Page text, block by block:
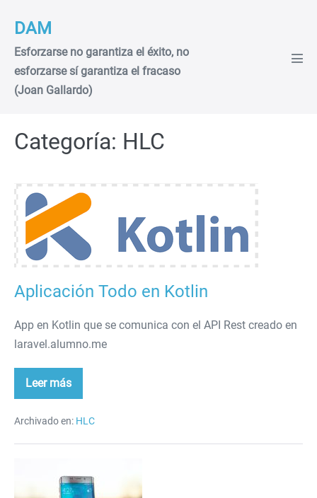
contenido
DAM
Esforzarse no garantiza el éxito, no
esforzarse sí garantiza el fracaso
(Joan Gallardo)
Categoría: HLC
Aplicación
Todo
en
Kotlin
Aplicación Todo en Kotlin
App en Kotlin que se comunica con el API Rest creado en
laravel.alumno.me
Leer másAplicación
Todo
Kotlin
Archivado en: HLC